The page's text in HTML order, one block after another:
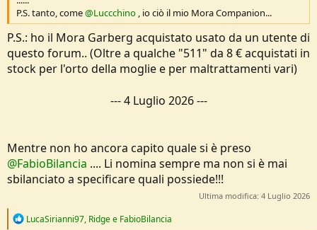
P.S. tanto, come@Luccchino , io ciò il mio Mora Companion...
P.S.: ho il Mora Garberg acquistato usato da un utente di
questo forum.. (Oltre a qualche "511" da 8 € acquistati in
stock per l'orto della moglie e per maltrattamenti vari)
---4 Luglio 2026---
Mentre non ho ancora capito quale si è preso
@FabioBilancia .... Li nomina sempre ma non si è mai
sbilanciato a specificare quali possiede!!!
Ultima modifica: 4 Luglio 2026
RLucaSirianni97, Ridgee FabioBilancia